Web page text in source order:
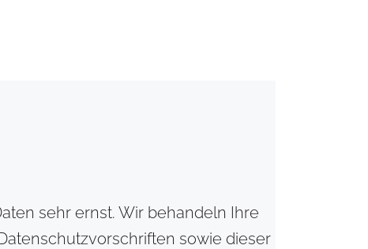
sehr ernst. Wir behandeln Ihre
sowie dieser